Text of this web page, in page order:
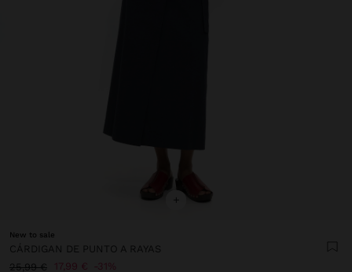
+
New to sale
CÁRDIGAN DE PUNTO A RAYAS
25,99 €
17,99 € 31%